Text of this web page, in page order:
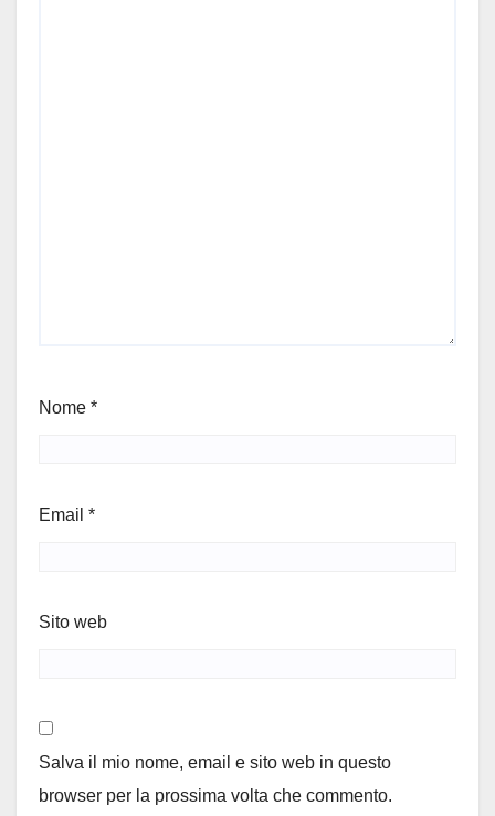
Nome *
Email *
Sito web
Salva il mio nome, email e sito web in questo
browser per la prossima volta che commento.